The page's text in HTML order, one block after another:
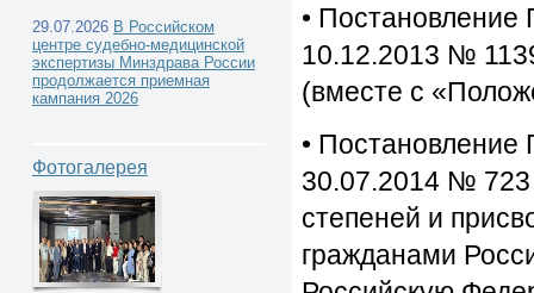
29.07.2026 В Российском
центре судебно-медицинской
экспертизы Минздрава России
продолжается приемная
кампания 2026
Фотогалерея
• Постановление
10.12.2013 №
(вместе с
• Постановление
30.07.2014 № 723
степеней и
гражданами